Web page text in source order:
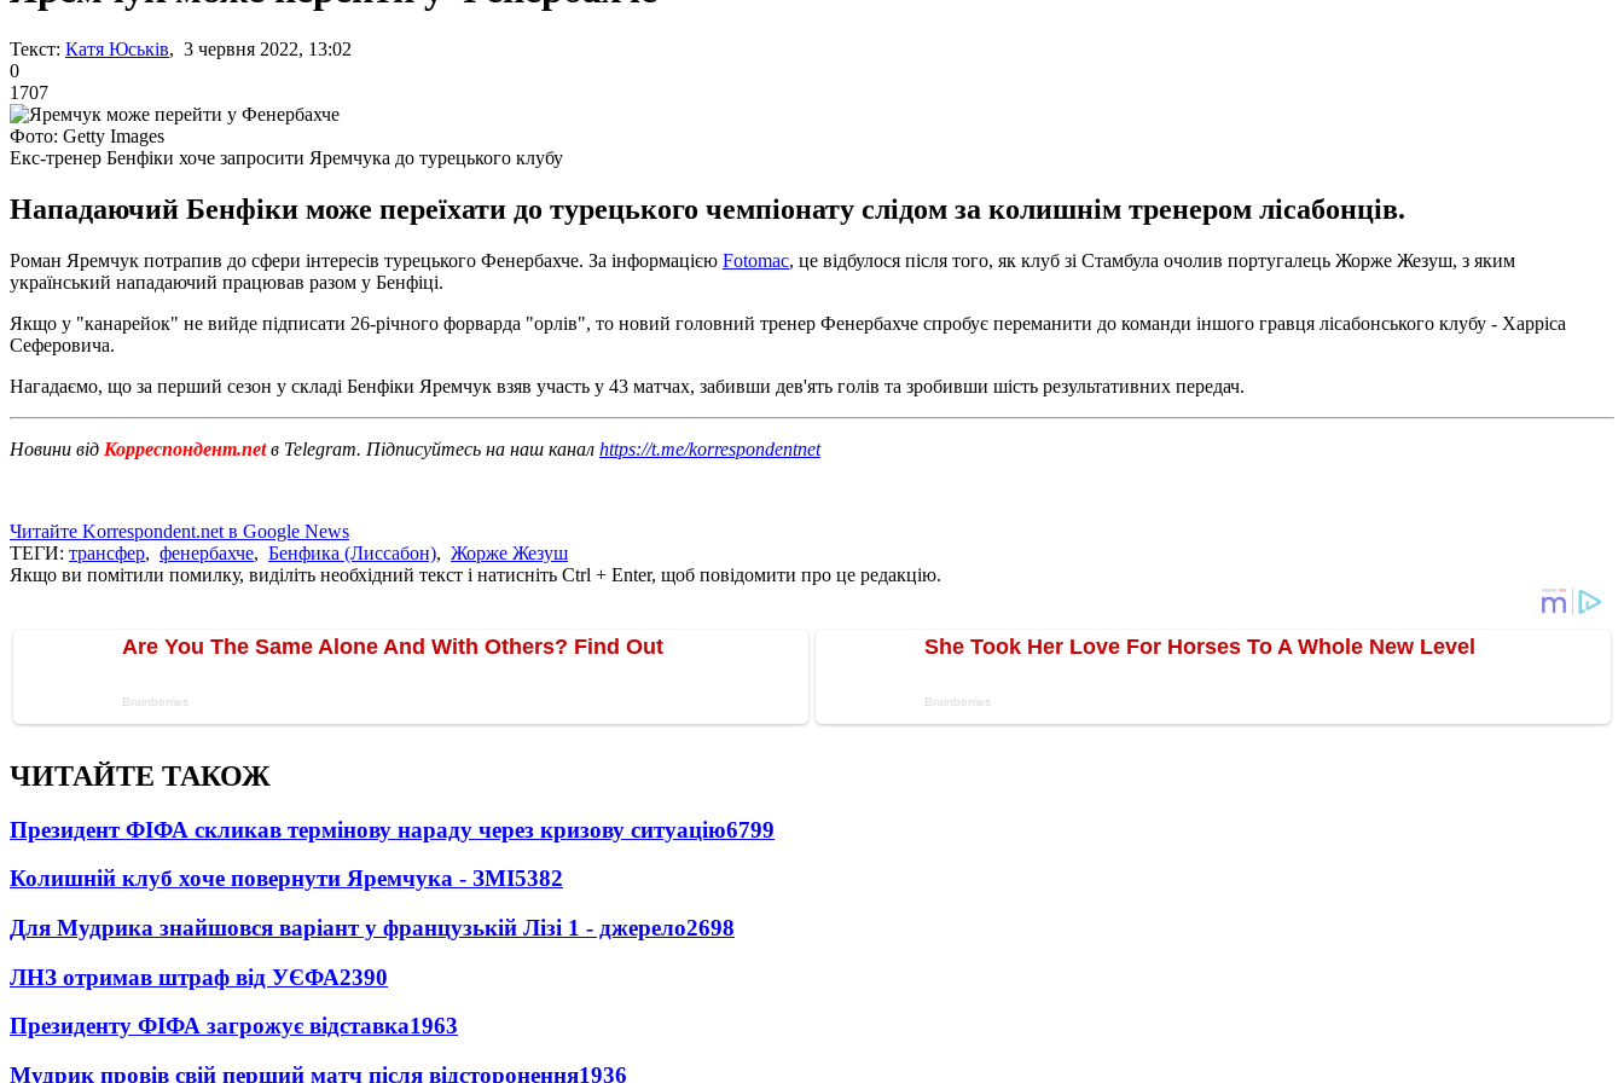
Текст: Катя Юськів, 3 червня 2022, 13:02
0
1707
Фото: Getty Images
Екс-тренер Бенфіки хоче запросити Яремчука до турецького клубу
Нападаючий Бенфіки може переїхати до турецького чемпіонату слідом за колишнім тренером лісабонців.
Роман Яремчук потрапив до сфери інтересів турецького Фенербахче. За інформацією Fotomac, це відбулося після того, як клуб зі Стамбула очолив португалець Жорже Жезуш, з яким
український нападаючий працював разом у Бенфіці.
Якщо у "канарейок" не вийде підписати 26-річного форварда "орлів", то новий головний тренер Фенербахче спробує переманити до команди іншого гравця лісабонського клубу - Харріса
Сеферовича.
Нагадаємо, що за перший сезон у складі Бенфіки Яремчук взяв участь у 43 матчах, забивши дев'ять голів та зробивши шість результативних передач.
Новини від Корреспондент.netв Telegram. Підписуйтесь на наш канал https://t.me/korrespondentnet
Читайте Korrespondent.net в Google News
ТЕГИ: трансфер, фенербахче, Бенфика (Лиссабон), Жорже Жезуш
Якщо ви помітили помилку, виділіть необхідний текст і натисніть Ctrl + Enter, щоб повідомити про це редакцію.
ЧИТАЙТЕ ТАКОЖ
Президент ФІФА скликав термінову нараду через кризову ситуацію6799
Колишній клуб хоче повернути Яремчука - ЗМІ5382
Для Мудрика знайшовся варіант у французькій Лізі 1 - джерело2698
ЛНЗ отримав штраф від УЄФА2390
Президенту ФІФА загрожує відставка1963
Мудрик провів свій перший матч після відсторонення1936